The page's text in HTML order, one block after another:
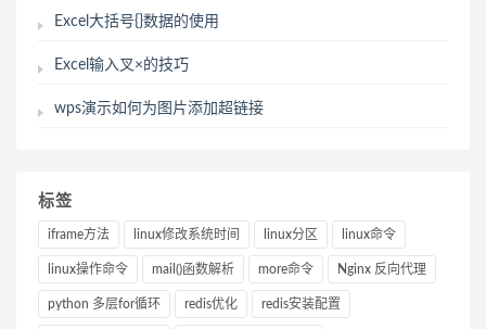
Excel大括号{}数据的使用
Excel输入叉×的技巧
wps演示如何为图片添加超链接
标签
iframe方法 linux修改系统时间 linux分区 linux命令
linux操作命令 mail()函数解析 more命令 Nginx 反向代理
python 多层for循环 redis优化 redis安装配置